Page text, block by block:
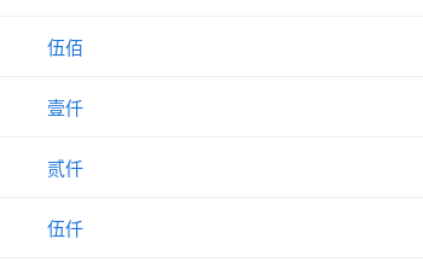
伍佰
壹仟
贰仟
伍仟